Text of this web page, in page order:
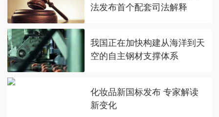
法发布首个配套司法解释
我国正在加快构建从海洋到天
空的自主钢材支撑体系
化妆品新国标发布 专家解读
新变化